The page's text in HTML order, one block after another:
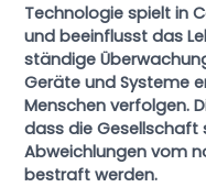
Technologie spielt in
und beeinflusst das
ständige
Geräte und Systeme
Menschen verfolgen.
dass die Gesellschaft
Abweichlungen vom
bestraft werden.